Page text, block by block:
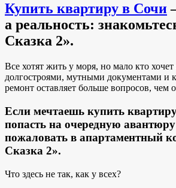
Купить квартиру в Сочи
а реальность:
Сказка 2».
Все хотят жить у моря, но мало кто хочет
долгостроями, мутными документами и
ремонт оставляет больше вопросов, чем
Если мечтаешь купить
попасть на очередную
пожаловать в апартаментный
Сказка 2».
Что здесь не так, как у всех?